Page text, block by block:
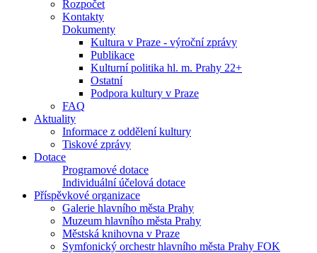
Rozpočet
Kontakty
Dokumenty
Kultura v Praze - výroční zprávy
Publikace
Kulturní politika hl. m. Prahy 22+
Ostatní
Podpora kultury v Praze
FAQ
Aktuality
Informace z oddělení kultury
Tiskové zprávy
Dotace
Programové dotace
Individuální účelová dotace
Příspěvkové organizace
Galerie hlavního města Prahy
Muzeum hlavního města Prahy
Městská knihovna v Praze
Symfonický orchestr hlavního města Prahy FOK